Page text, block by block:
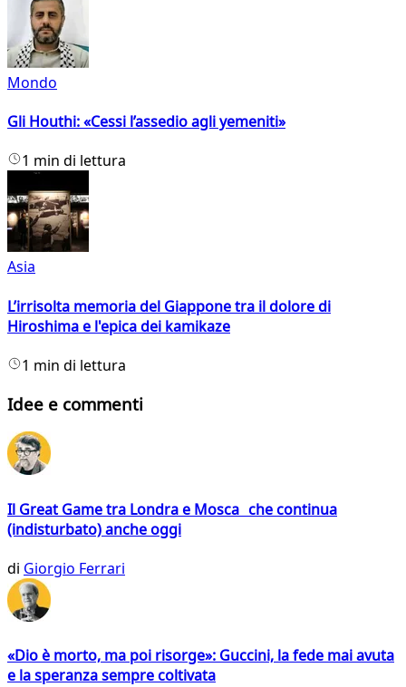
Mondo
Gli Houthi: «Cessi l’assedio agli yemeniti»
1 min di lettura
Asia
L’irrisolta memoria del Giappone tra il dolore di
Hiroshima e l'epica dei kamikaze
1 min di lettura
Idee e commenti
Il Great Game tra Londra e Mosca che continua
(indisturbato) anche oggi
di Giorgio Ferrari
«Dio è morto, ma poi risorge»: Guccini, la fede mai avuta
e la speranza sempre coltivata